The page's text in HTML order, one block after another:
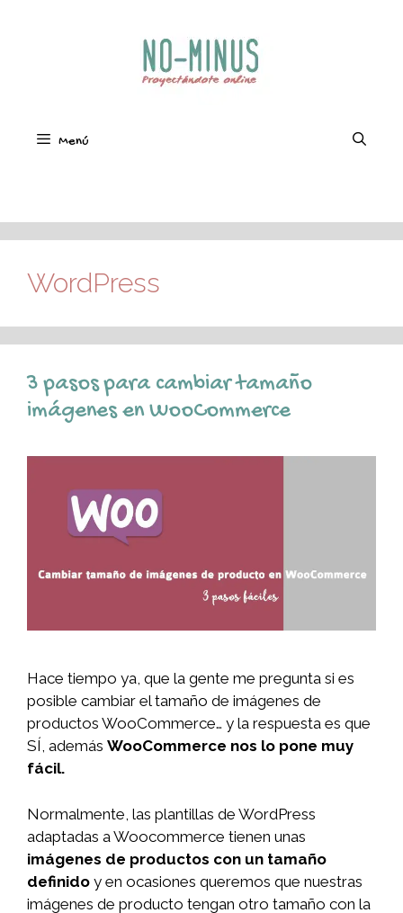
Menú
WordPress
3 pasos para cambiar tamaño
imágenes en WooCommerce
Hace tiempo ya, que la gente me pregunta si es
posible cambiar el tamaño de imágenes de
productos WooCommerce… y la respuesta es que
SÍ, además WooCommerce nos lo pone muy
fácil.
Normalmente, las plantillas de WordPress
adaptadas a Woocommerce tienen unas
imágenes de productos con un tamaño
definido y en ocasiones queremos que nuestras
imágenes de producto tengan otro tamaño con la